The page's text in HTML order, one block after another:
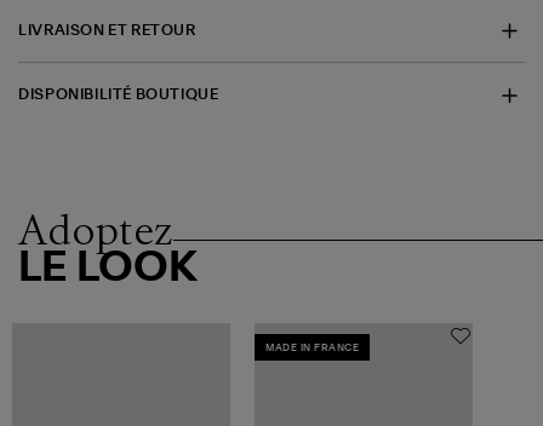
LIVRAISON ET RETOUR
DISPONIBILITÉ BOUTIQUE
Adoptez
LE LOOK
MADE IN FRANCE